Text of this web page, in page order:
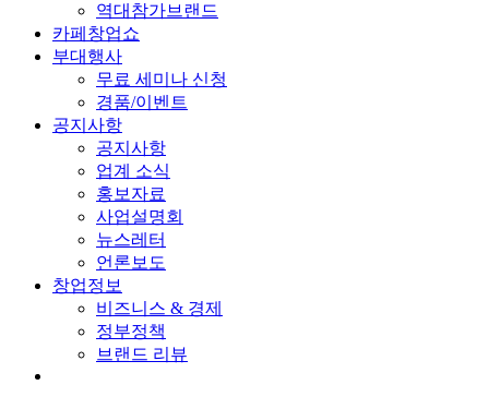
역대참가브랜드
카페창업쇼
부대행사
무료 세미나 신청
경품/이벤트
공지사항
공지사항
업계 소식
홍보자료
사업설명회
뉴스레터
언론보도
창업정보
비즈니스 & 경제
정부정책
브랜드 리뷰